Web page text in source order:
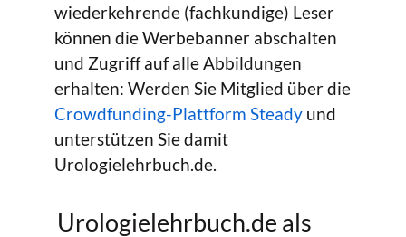
wiederkehrende (fachkundige) Leser
können die Werbebanner abschalten
und Zugriff auf alle Abbildungen
erhalten: Werden Sie Mitglied über die
Crowdfunding-Plattform Steady und
unterstützen Sie damit
Urologielehrbuch.de.
Urologielehrbuch.de als